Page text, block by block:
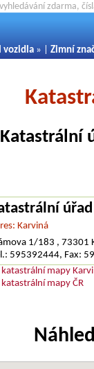
zdarma,
vozidla » | Zimní
Katastrální
Karviná
1/183 , 73301
595392444, Fax:
katastrální mapy
katastrální mapy ČR